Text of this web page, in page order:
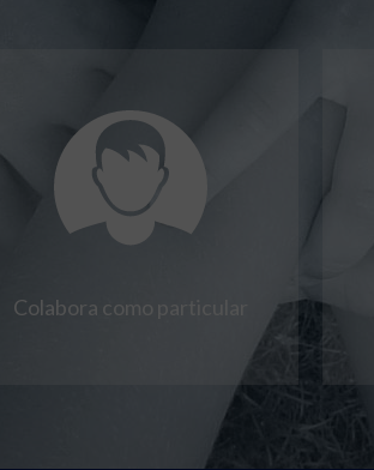
Colabora como particular